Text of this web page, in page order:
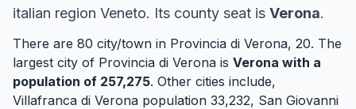
italian region Veneto. Its county seat is Verona.
There are 80 city/town in Provincia di Verona, 20. The
largest city of Provincia di Verona is Verona with a
population of 257,275. Other cities include,
Villafranca di Verona population 33,232, San Giovanni